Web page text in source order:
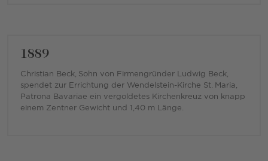
1889
Christian Beck, Sohn von Firmengründer Ludwig Beck,
spendet zur Errichtung der Wendelstein-Kirche St. Maria,
Patrona Bavariae ein vergoldetes Kirchenkreuz von knapp
einem Zentner Gewicht und 1,40 m Länge.